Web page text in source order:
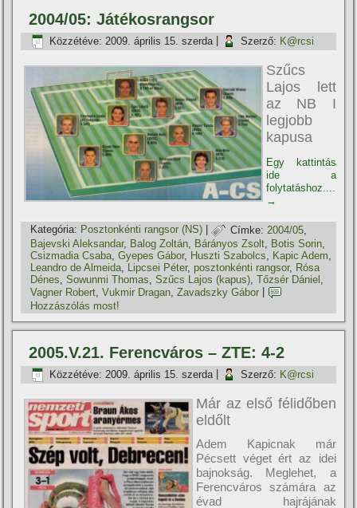
2004/05: Játékosrangsor
Közzétéve: 2009. április 15. szerda Szerző: K@rcsi
Szűcs
Lajos lett
az NB I
legjobb
kapusa
Egy kattintás
ide a
folytatáshoz....
→
Kategória: Posztonkénti rangsor (NS) | Címke: 2004/05
Bajevski Aleksandar, Balog Zoltán, Bárányos Zsolt, Botis Sorin,
Csizmadia Csaba,Gyepes Gábor, Huszti Szabolcs, Kapic Adem,
Leandro de Almeida, Lipcsei Péter,posztonkénti rangsor, Rósa
Dénes,Sowunmi Thomas,Szűcs Lajos (kapus),Tőzsér Dániel ,
Vagner Robert ,Vukmir Dragan ,Zavadszky Gábor
Hozzászólás most!
2005.V.21. Ferencváros – ZTE: 4-2
Közzétéve: 2009. április 15. szerda Szerző: K@rcsi
Már az első félidőben
eldőlt
Adem Kapicnak már
Pécsett véget ért az idei
bajnokság. Meglehet, a
Ferencváros számára az
évad hajrájának